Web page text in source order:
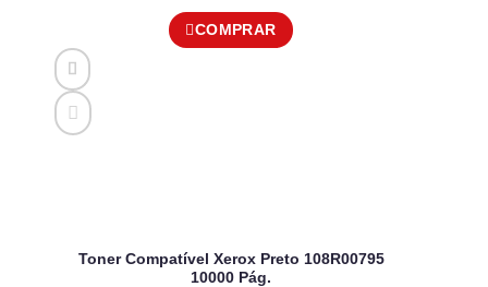
COMPRAR
Toner Compatível Xerox Preto 108R00795
10000 Pág.